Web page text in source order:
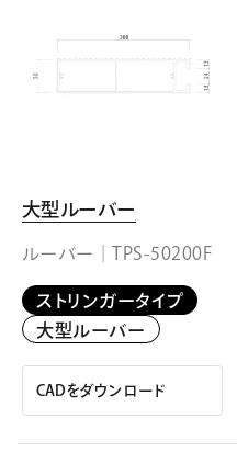
大型ルーバー
ルーバー｜TPS-50200F
ストリンガータイプ
大型ルーバー
CADをダウンロード